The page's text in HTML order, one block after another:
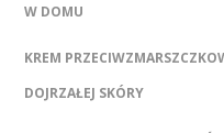
W DOMU
KREM
DOJRZAŁEJ SKÓRY